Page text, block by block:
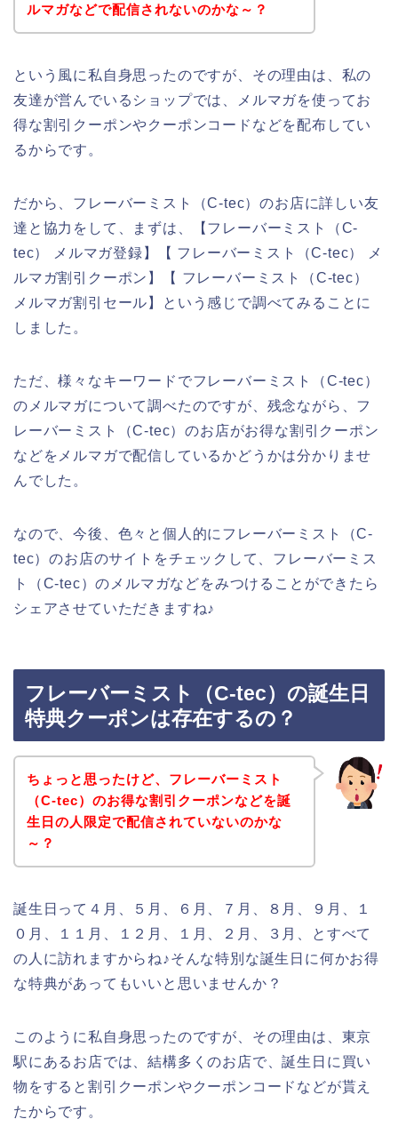
ルマガなどで配信されないのかな～？
という風に私自身思ったのですが、その理由は、私の
友達が営んでいるショップでは、メルマガを使ってお
得な割引クーポンやクーポンコードなどを配布してい
るからです。
だから、フレーバーミスト（C-tec）のお店に詳しい友
達と協力をして、まずは、【フレーバーミスト（C-
tec） メルマガ登録】【 フレーバーミスト（C-tec） メ
ルマガ割引クーポン】【 フレーバーミスト（C-tec）
メルマガ割引セール】という感じで調べてみることに
しました。
ただ、様々なキーワードでフレーバーミスト（C-tec）
のメルマガについて調べたのですが、残念ながら、フ
レーバーミスト（C-tec）のお店がお得な割引クーポン
などをメルマガで配信しているかどうかは分かりませ
んでした。
なので、今後、色々と個人的にフレーバーミスト（C-
tec）のお店のサイトをチェックして、フレーバーミス
ト（C-tec）のメルマガなどをみつけることができたら
シェアさせていただきますね♪
フレーバーミスト（C-tec）の誕生日
特典クーポンは存在するの？
ちょっと思ったけど、フレーバーミスト
（C-tec）のお得な割引クーポンなどを誕
生日の人限定で配信されていないのかな
～？
誕生日って４月、５月、６月、７月、８月、９月、１
０月、１１月、１２月、１月、２月、３月、とすべて
の人に訪れますからね♪そんな特別な誕生日に何かお得
な特典があってもいいと思いませんか？
このように私自身思ったのですが、その理由は、東京
駅にあるお店では、結構多くのお店で、誕生日に買い
物をすると割引クーポンやクーポンコードなどが貰え
たからです。